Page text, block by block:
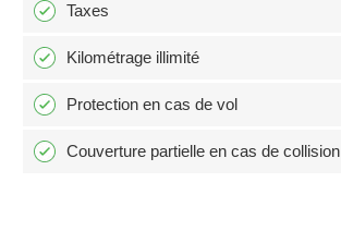
Taxes
Kilométrage illimité
Protection en cas de vol
Couverture partielle en cas de collision